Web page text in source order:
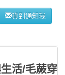
貨到通知我
活/毛蕨穿